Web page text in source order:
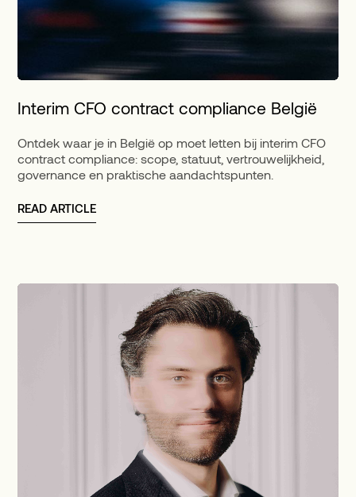
Interim CFO contract compliance België
Ontdek waar je in België op moet letten bij interim CFO
contract compliance: scope, statuut, vertrouwelijkheid,
governance en praktische aandachtspunten.
READ ARTICLE